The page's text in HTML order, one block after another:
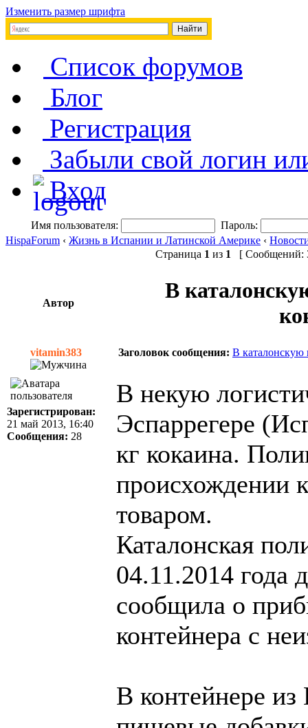
Изменить размер шрифта
Список форумов
Блог
Регистрация
Забыли свой логин
Вход
Имя пользователя:
Пароль:
HispaForum ‹ Жизнь в Испании и Латинской Америке ‹
Страница 1 из 1 [ Сообщений:
Автор
В
vitamin383 Заголовок сообщения: В каталонскую
Зарегистрирован:
21 май 2013, 16:40
Сообщения: 28
В некую
Эспаррегере
кг кокаина.
происхождении
товаром.
Каталонская
04.11.2014 года
сообщила о
контейнера с
В контейнере